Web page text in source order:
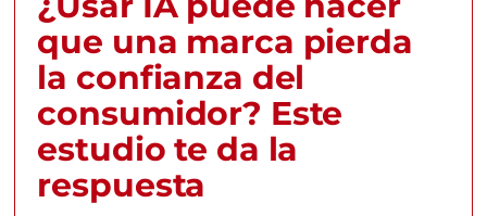
que una marca pierda
la confianza del
consumidor? Este
estudio te da la
respuesta